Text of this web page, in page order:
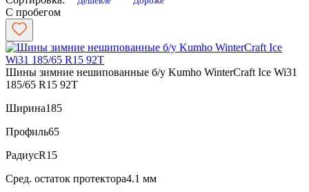
С пробегом
Шины зимние нешипованные б/у Kumho WinterCraft Ice Wi31
185/65 R15 92T
Ширина185
Профиль65
РадиусR15
Сред. остаток протектора4.1 мм